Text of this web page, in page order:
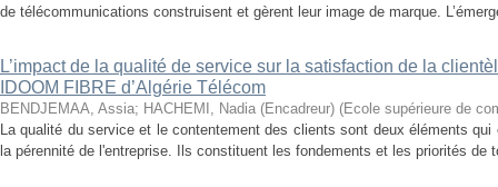
de télécommunications construisent et gèrent leur image de marque.
L’impact de la qualité de service sur la satisfaction de la
IDOOM FIBRE d’Algérie Télécom
BENDJEMAA, Assia; HACHEMI, Nadia (Encadreur) (Ecole supérieure de
La qualité du service et le contentement des clients sont deux éléments
la pérennité de l'entreprise. Ils constituent les fondements et les priorités de